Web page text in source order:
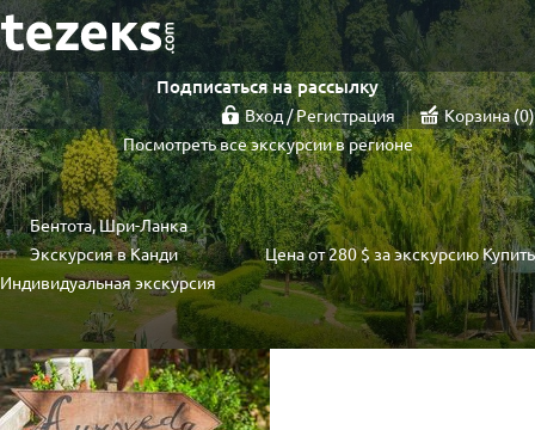
Подписаться на рассылку
Вход / Регистрация Корзина 0
Посмотреть все экскурсии в регионе
Бентота, Шри-Ланка
Экскурсия в Канди
Индивидуальная экскурсия
Цена от280 $ за экскурсиюКупить